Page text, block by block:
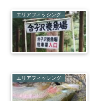
エリアフィッシング
エリアフィッシング